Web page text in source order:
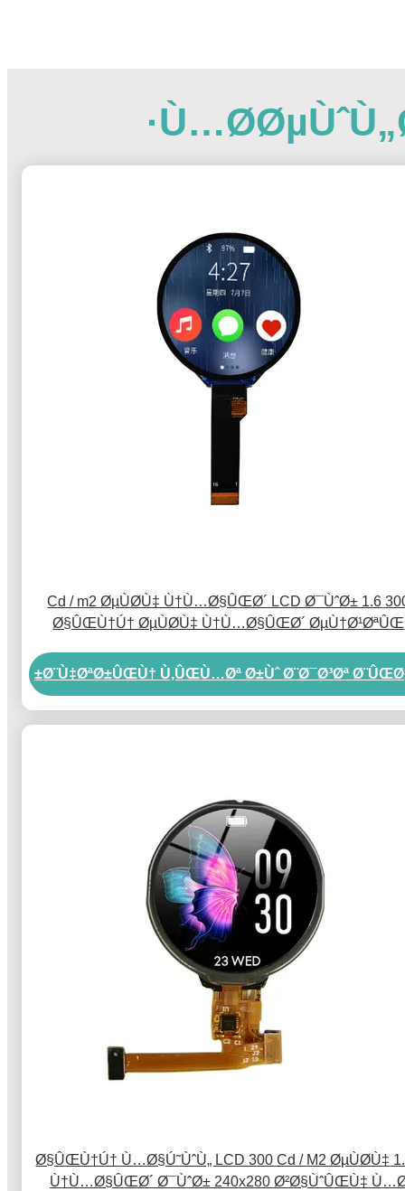
300 Cd / m2 ØµÙØ­Ù‡ Ù†Ù…Ø§ÛŒØ´ LCD Ø¯ÙˆØ± 1.6
Ø§ÛŒÙ†Ú† ØµÙØ­Ù‡ Ù†Ù…Ø§ÛŒØ´
Ø¨Ù‡ØªØ±ÛŒÙ† Ù‚ÛŒÙ…Øª Ø±Ùˆ Ø¨Ø¯Ø³Øª
1.28 Ø§ÛŒÙ†Ú† Ù…Ø§Ú˜ÙˆÙ„ LCD 300 Cd / M2 ØµÙØ­Ù‡
Ù†Ù…Ø§ÛŒØ´ Ø¯ÙˆØ± 240x280 Ø²Ø§ÙˆÛŒÙ‡